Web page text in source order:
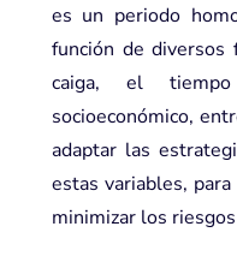
es un periodo
función de diversos
caiga, el
socioeconómico,
adaptar las
estas variables,
minimizar los